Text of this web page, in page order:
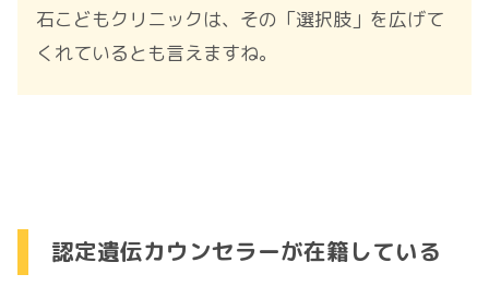
石こどもクリニックは、その「選択肢」を広げて
くれているとも言えますね。
認定遺伝カウンセラーが在籍している